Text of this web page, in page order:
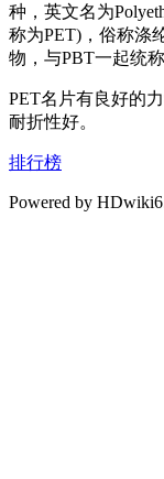
种，英文名为
称为PET)，俗称涤
物，与PBT一起统
PET名片有良好的
耐折性好。
排行榜
Powered by